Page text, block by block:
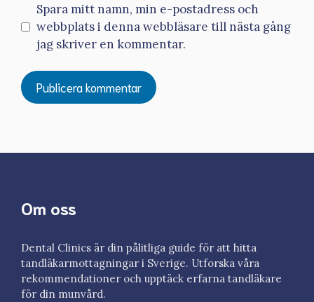
Spara mitt namn, min e-postadress och
webbplats i denna webbläsare till nästa gång
jag skriver en kommentar.
Om oss
Dental Clinics är din pålitliga guide för att hitta
tandläkarmottagningar i Sverige. Utforska våra
rekommendationer och upptäck erfarna tandläkare
för din munvård.